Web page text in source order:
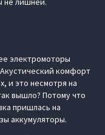
электромоторы
комфорт
и это несмотря на
вышло? Потому что
пришлась на
аккумуляторы.